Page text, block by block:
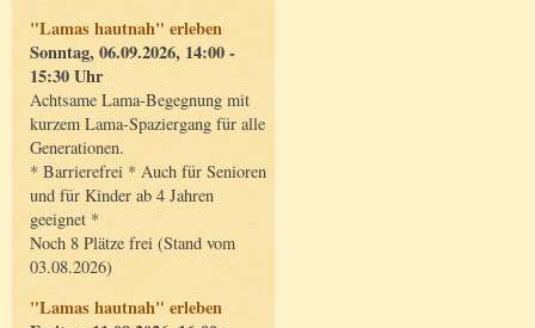
"Lamas hautnah" erleben
Sonntag, 06.09.2026, 14:00 -
15:30 Uhr
Achtsame Lama-Begegnung mit
kurzem Lama-Spaziergang für alle
Generationen.
* Barrierefrei * Auch für Senioren
und für Kinder ab 4 Jahren
geeignet *
Noch 8 Plätze frei (Stand vom
03.08.2026)
"Lamas hautnah" erleben